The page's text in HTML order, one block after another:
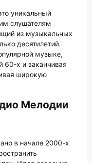
уникальный
слушателям
из музыкальных
десятилетий.
музыке,
60-х и заканчивая
широкую
Мелодии
в начале 2000-х